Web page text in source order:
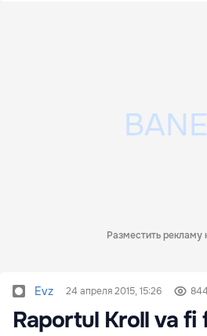
Разместить рекламу
Evz 24 апреля 2015, 15:26 844
Raportul Kroll va